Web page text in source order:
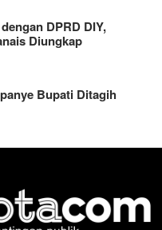
DPRD DIY,
Diungkap
Bupati Ditagih